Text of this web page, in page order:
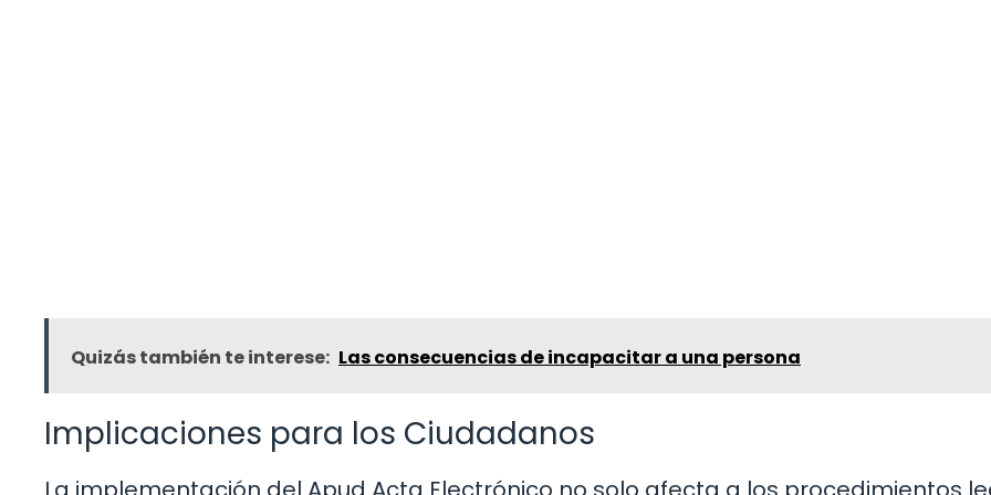
Quizás también te interese: Las consecuencias de incapacitar a una persona
Implicaciones para los Ciudadanos